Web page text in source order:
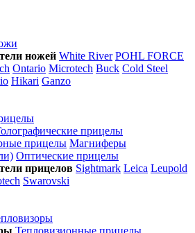
ножей White River POHL FORCE
Ontario Microtech Buck Cold Steel
Hikari Ganzo
прицелы
прицелы Магниферы
Оптические прицелы
прицелов Sightmark Leica Leupold
Swarovski
Тепловизионные прицелы